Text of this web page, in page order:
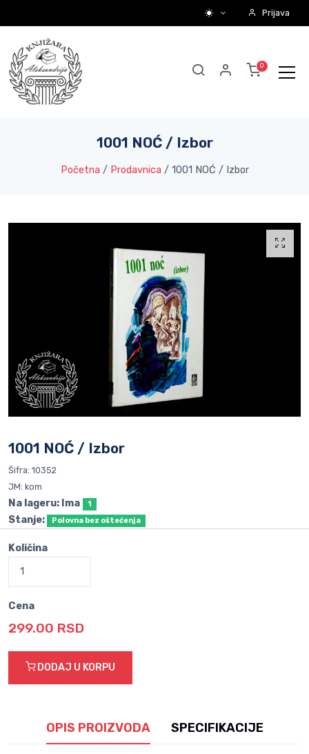
Prijava
1001 NOĆ / Izbor
Početna / Prodavnica / 1001 NOĆ / Izbor
1001 NOĆ / Izbor
Šifra: 10352
JM: kom
Na lageru: Ima 1
Stanje: Polovna bez oštećenja
Količina
Cena
299.00 RSD
DODAJ U KORPU
OPIS PROIZVODA SPECIFIKACIJE